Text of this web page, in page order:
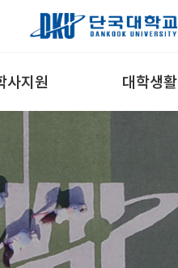
사지원 대학생활